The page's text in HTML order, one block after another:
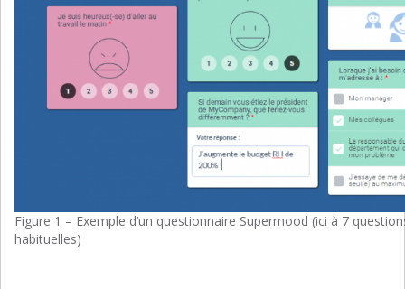
Figure 1 – Exemple d’un questionnaire Supermood (ici à 7
habituelles)